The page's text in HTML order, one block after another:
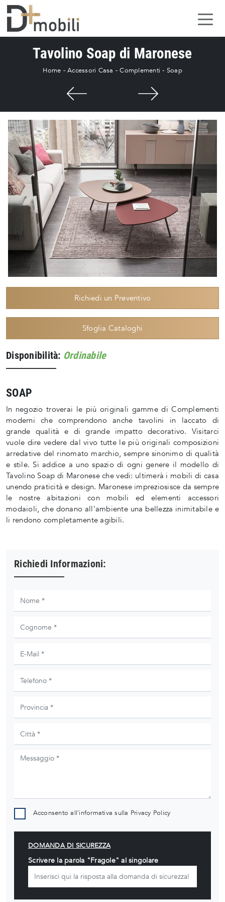
Tavolino Soap di Maronese
Home - Accessori Casa -Complementi - Soap
Richiedi un Preventivo
Sfoglia Cataloghi
Disponibilità: Ordinabile
SOAP
In negozio troverai le più originali gamme di Complementi
moderni che comprendono anche tavolini in laccato di
grande qualità e di grande impatto decorativo. Visitarci
vuole dire vedere dal vivo tutte le più originali composizioni
arredative del rinomato marchio, sempre sinonimo di qualità
e stile. Si addice a uno spazio di ogni genere il modello di
Tavolino Soap di Maronese che vedi: ultimerà i mobili di casa
unendo praticità e design. Maronese impreziosisce da sempre
le nostre abitazioni con mobili ed elementi accessori
modaioli, che donano all'ambiente una bellezza inimitabile e
li rendono completamente agibili.
Richiedi Informazioni:
Acconsento all'informativa sulla Privacy Policy
DOMANDA DI SICUREZZA
Scrivere la parola "Fragole" al singolare